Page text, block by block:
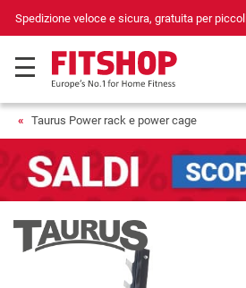
Da 42 anni i tuoi esperti di fiducia
Taurus Power rack e power cage